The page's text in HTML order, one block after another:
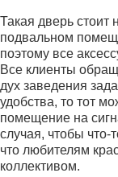
Такая дверь стоит
подвальном
поэтому все
Все клиенты
дух заведения
удобства, то тот
помещение на
случая, чтобы что-
что любителям
коллективом.